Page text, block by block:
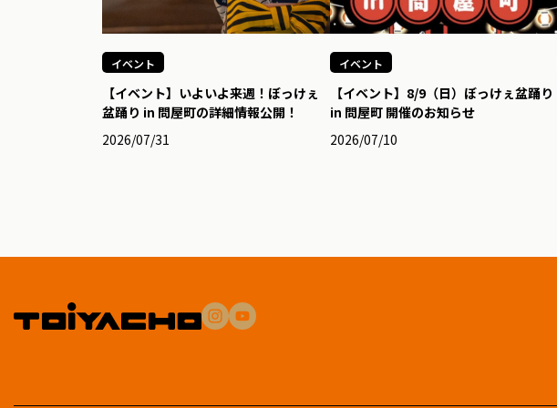
イベント
【イベント】いよいよ来週！ぼっけぇ
盆踊り in 問屋町の詳細情報公開！
2026/07/31
イベント
【イベント】8/9（日）ぼっけぇ盆踊り
in 問屋町 開催のお知らせ
2026/07/10